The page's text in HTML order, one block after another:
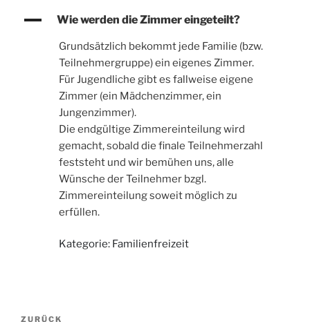
A Wie werden die Zimmer eingeteilt?
Grundsätzlich bekommt jede Familie (bzw.
Teilnehmergruppe) ein eigenes Zimmer.
Für Jugendliche gibt es fallweise eigene
Zimmer (ein Mädchenzimmer, ein
Jungenzimmer).
Die endgültige Zimmereinteilung wird
gemacht, sobald die finale Teilnehmerzahl
feststeht und wir bemühen uns, alle
Wünsche der Teilnehmer bzgl.
Zimmereinteilung soweit möglich zu
erfüllen.
Kategorie: Familienfreizeit
Beitragsnavigation
ZURÜCK